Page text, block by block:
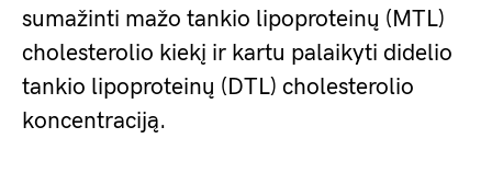
sumažinti mažo tankio lipoproteinų (MTL)
cholesterolio kiekį ir kartu palaikyti didelio
tankio lipoproteinų (DTL) cholesterolio
koncentraciją.